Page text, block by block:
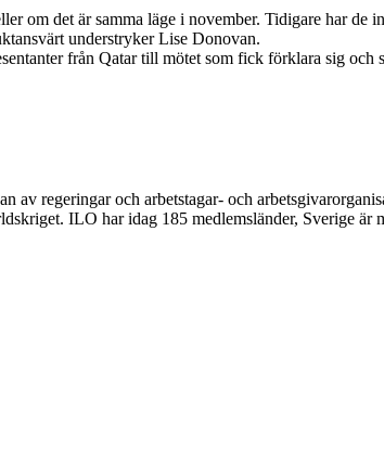
om det är samma läge i november. Tidigare har de
understryker Lise Donovan.
från Qatar till mötet som fick förklara sig och
av regeringar och arbetstagar- och
ILO har idag 185 medlemsländer, Sverige är